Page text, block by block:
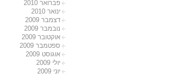
פברואר 2010
ינואר 2010
דצמבר 2009
נובמבר 2009
אוקטובר 2009
ספטמבר 2009
אוגוסט 2009
יולי 2009
יוני 2009